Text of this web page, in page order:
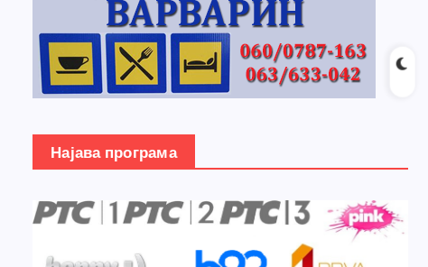
Најава програма